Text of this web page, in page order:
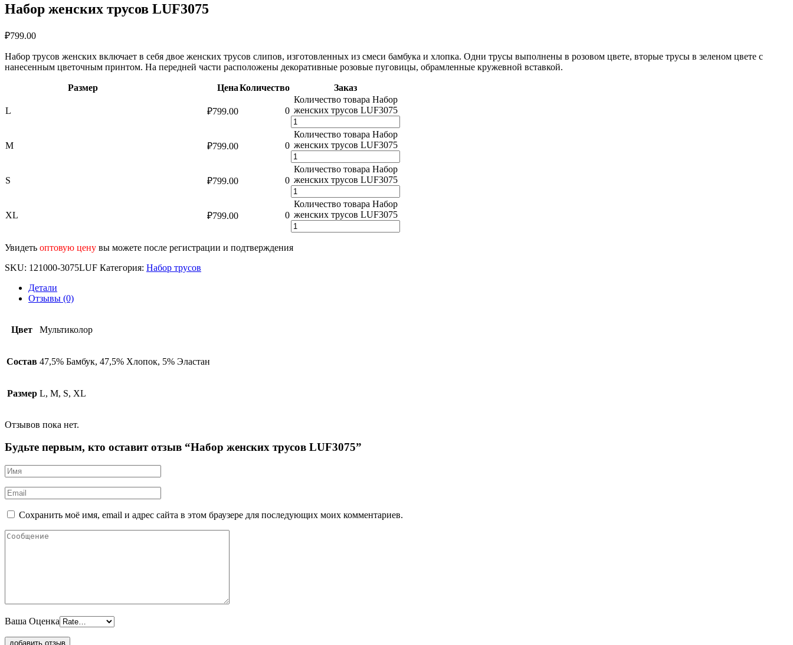
Набор женских трусов LUF3075
₽799.00
Набор трусов женских включает в себя двое женских трусов слипов, изготовленных из смеси бамбука и хлопка. Одни трусы выполнены в розовом цвете, вторые трусы в зеленом цвете с
нанесенным цветочным принтом. На передней части расположены декоративные розовые пуговицы, обрамленные кружевной вставкой.
Размер ЦенаКоличество Заказ
L ₽799.00 0
Количество товара Набор
женских трусов LUF3075
M ₽799.00 0
Количество товара Набор
женских трусов LUF3075
S ₽799.00 0
Количество товара Набор
женских трусов LUF3075
XL ₽799.00 0
Количество товара Набор
женских трусов LUF3075
Увидеть оптовую цену вы можете после регистрации и подтверждения
SKU: 121000-3075LUF Категория: Набор трусов
Детали
Отзывы (0)
Цвет Мультиколор
Состав 47,5% Бамбук, 47,5% Хлопок, 5% Эластан
Размер L, M, S, XL
Отзывов пока нет.
Будьте первым, кто оставит отзыв “Набор женских трусов LUF3075”
Сохранить моё имя, email и адрес сайта в этом браузере для последующих моих комментариев.
Ваша Оценка